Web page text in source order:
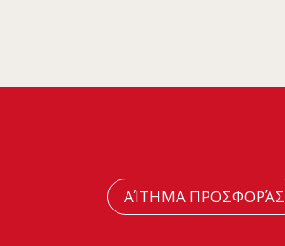
ΑΊΤΗΜΑ ΠΡΟΣΦΟΡΆΣ